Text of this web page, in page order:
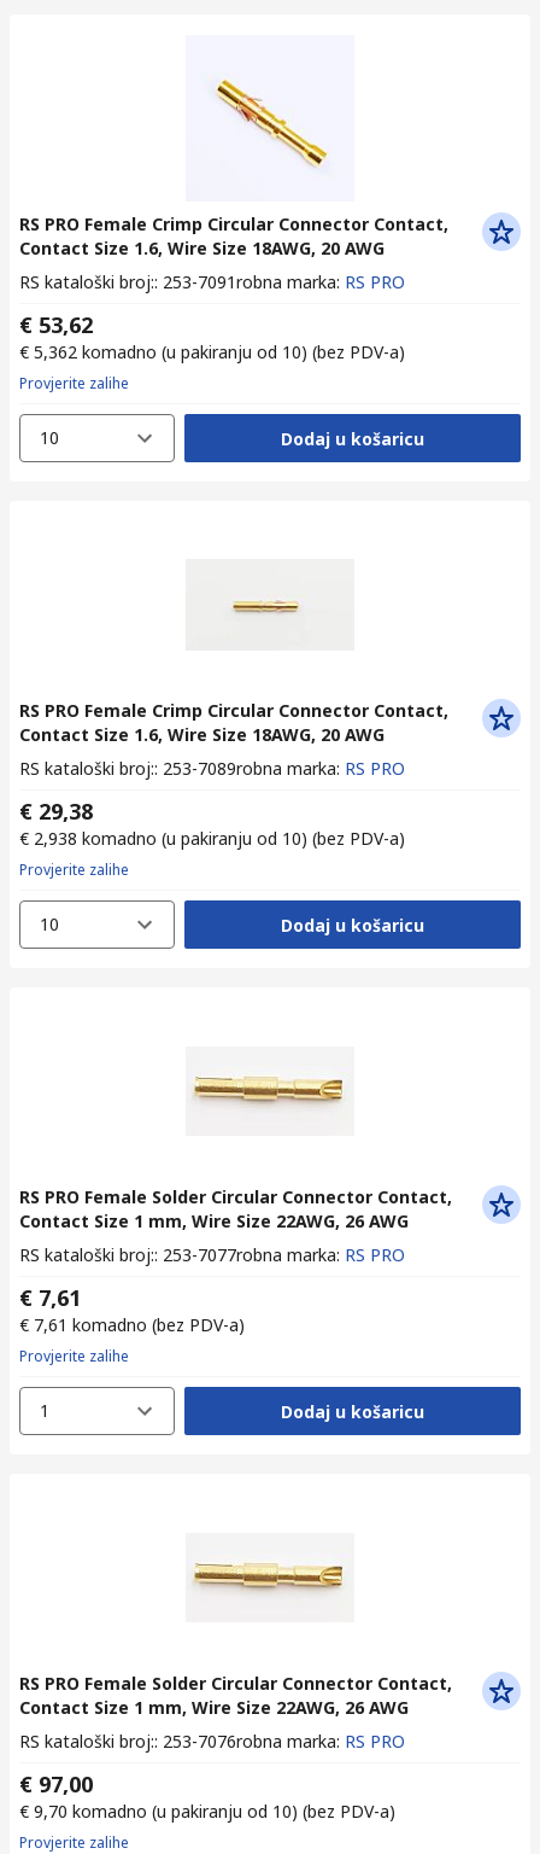
RS PRO Female Crimp Circular Connector Contact,
Contact Size 1.6, Wire Size 18AWG, 20 AWG
RS kataloški broj:: 253-7091robna marka: RS PRO
€ 53,62
€ 5,362 komadno (u pakiranju od 10) (bez PDV-a)
Provjerite zalihe
10 Dodaj u košaricu
RS PRO Female Crimp Circular Connector Contact,
Contact Size 1.6, Wire Size 18AWG, 20 AWG
RS kataloški broj:: 253-7089robna marka: RS PRO
€ 29,38
€ 2,938 komadno (u pakiranju od 10) (bez PDV-a)
Provjerite zalihe
10 Dodaj u košaricu
RS PRO Female Solder Circular Connector Contact,
Contact Size 1 mm, Wire Size 22AWG, 26 AWG
RS kataloški broj:: 253-7077robna marka: RS PRO
€ 7,61
€ 7,61 komadno (bez PDV-a)
Provjerite zalihe
1 Dodaj u košaricu
RS PRO Female Solder Circular Connector Contact,
Contact Size 1 mm, Wire Size 22AWG, 26 AWG
RS kataloški broj:: 253-7076robna marka: RS PRO
€ 97,00
€ 9,70 komadno (u pakiranju od 10) (bez PDV-a)
Provjerite zalihe